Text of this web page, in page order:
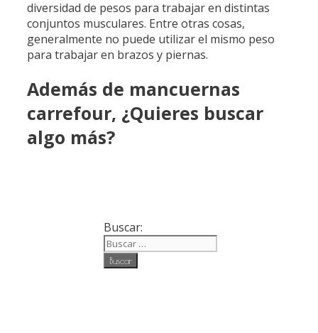
diversidad de pesos para trabajar en distintas
conjuntos musculares. Entre otras cosas,
generalmente no puede utilizar el mismo peso
para trabajar en brazos y piernas.
Además de mancuernas
carrefour, ¿Quieres buscar
algo más?
Buscar: